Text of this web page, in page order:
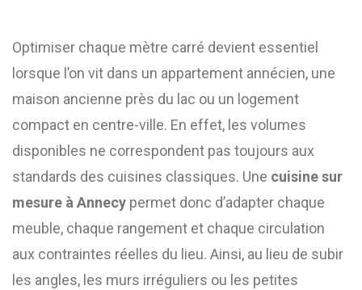
Optimiser chaque mètre carré devient essentiel
lorsque l’on vit dans un appartement annécien, une
maison ancienne près du lac ou un logement
compact en centre-ville. En effet, les volumes
disponibles ne correspondent pas toujours aux
standards des cuisines classiques. Une cuisine sur
mesure à Annecy permet donc d’adapter chaque
meuble, chaque rangement et chaque circulation
aux contraintes réelles du lieu. Ainsi, au lieu de subir
les angles, les murs irréguliers ou les petites